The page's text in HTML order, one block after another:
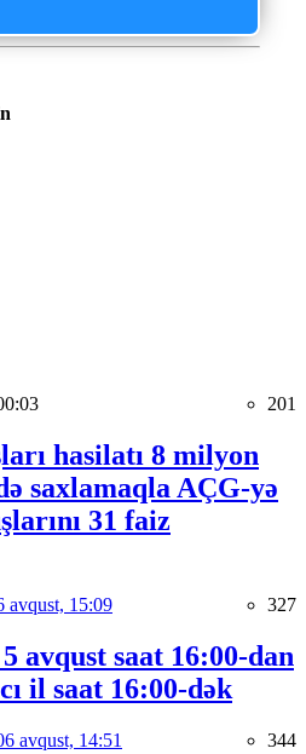
201
hasilatı 8 milyon
saxlamaqla AÇG-yə
31 faiz
avqust, 15:09 327
avqust saat 16:00-dan
il saat 16:00-dək
avqust, 14:51 344